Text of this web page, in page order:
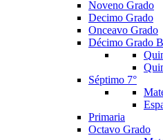
Noveno Grado
Decimo Grado
Onceavo Grado
Décimo Grado
Séptimo 7°
Primaria
Octavo Grado